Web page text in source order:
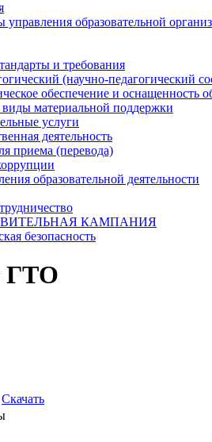
управления образовательной
и требования
(научно-педагогический
обеспечение и оснащенность
материальной поддержки
услуги
деятельность
приема (перевода)
образовательной деятельности
КАМПАНИЯ
безопасность
ГТО
Скачать